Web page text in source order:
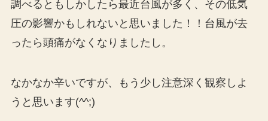
調べるともしかしたら最近台風が多く、その低気
圧の影響かもしれないと思いました！！台風が去
ったら頭痛がなくなりましたし。
なかなか辛いですが、もう少し注意深く観察しよ
うと思います(^^;)